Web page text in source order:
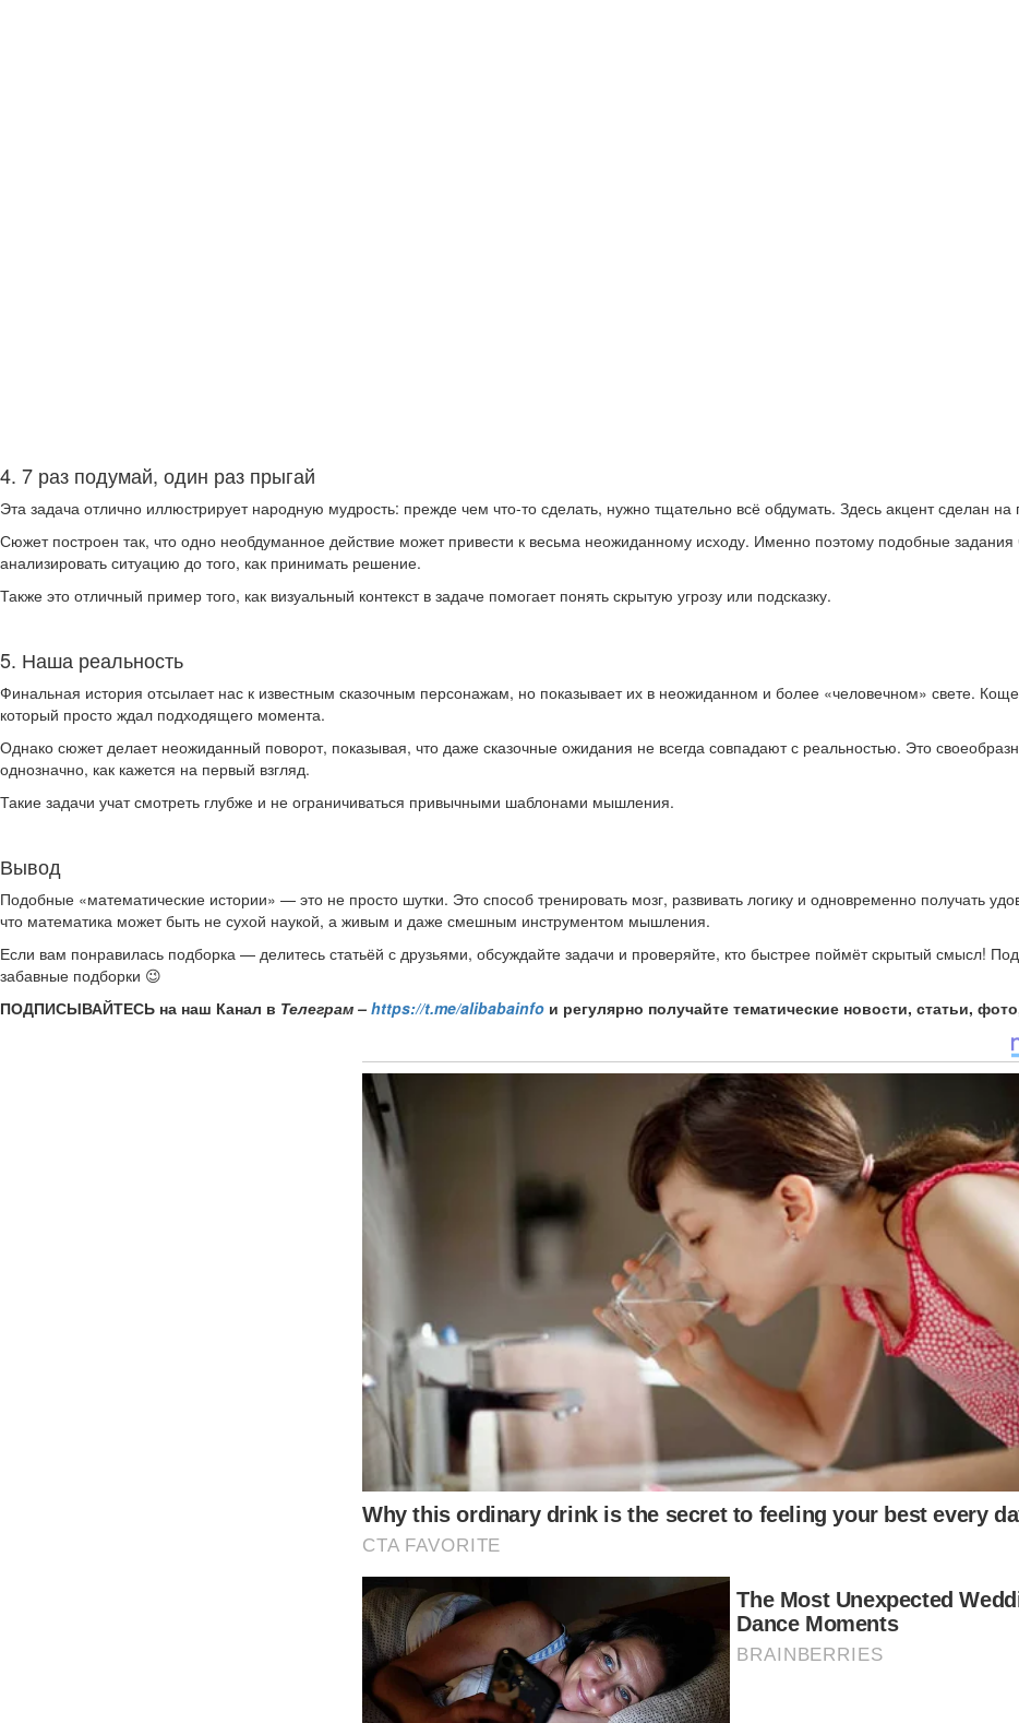
4. 7 раз подумай, один раз прыгай
Эта задача отлично иллюстрирует народную мудрость: прежде чем что-то сделать, нужно тщательно всё обдумать. Здесь акцент сделан
Сюжет построен так, что одно необдуманное действие может привести к весьма неожиданному исходу. Именно поэтому подобные задания
анализировать ситуацию до того, как принимать решение.
Также это отличный пример того, как визуальный контекст в задаче помогает понять скрытую угрозу или подсказку.
5. Наша реальность
Финальная история отсылает нас к известным сказочным персонажам, но показывает их в неожиданном и более «человечном» свете.
который просто ждал подходящего момента.
Однако сюжет делает неожиданный поворот, показывая, что даже сказочные ожидания не всегда совпадают с реальностью. Это
однозначно, как кажется на первый взгляд.
Такие задачи учат смотреть глубже и не ограничиваться привычными шаблонами мышления.
Вывод
Подобные «математические истории» — это не просто шутки. Это способ тренировать мозг, развивать логику и одновременно получать
что математика может быть не сухой наукой, а живым и даже смешным инструментом мышления.
Если вам понравилась подборка — делитесь статьёй с друзьями, обсуждайте задачи и проверяйте, кто быстрее поймёт скрытый смысл!
забавные подборки 😉
ПОДПИСЫВАЙТЕСЬ на наш Канал в Телеграм – https://t.me/alibabainfo и регулярно получайте тематические новости, статьи,